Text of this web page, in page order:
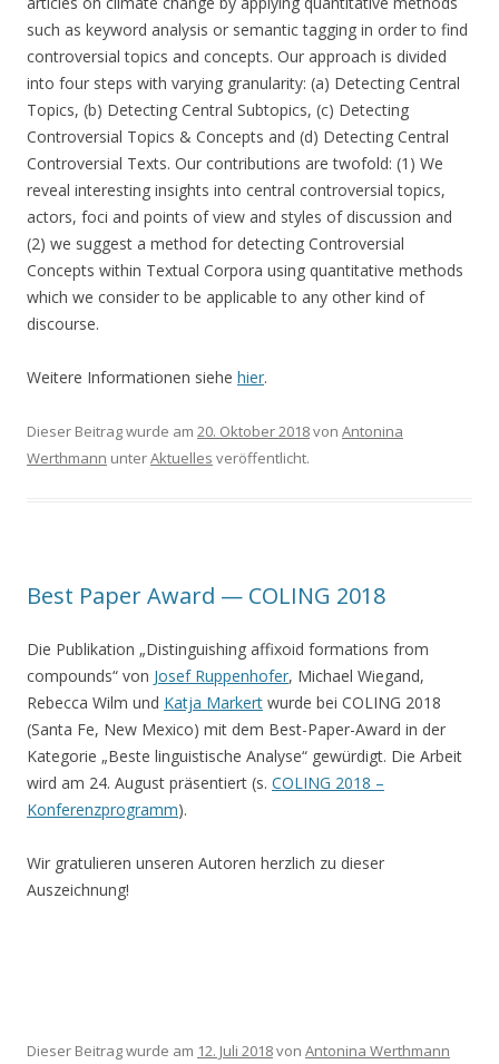
such as keyword analysis or semantic tagging in order to find
controversial topics and concepts. Our approach is divided
into four steps with varying granularity: (a) Detecting Central
Topics, (b) Detecting Central Subtopics, (c) Detecting
Controversial Topics & Concepts and (d) Detecting Central
Controversial Texts. Our contributions are twofold: (1) We
reveal interesting insights into central controversial topics,
actors, foci and points of view and styles of discussion and
(2) we suggest a method for detecting Controversial
Concepts within Textual Corpora using quantitative methods
which we consider to be applicable to any other kind of
discourse.
Weitere Informationen siehe hier.
Dieser Beitrag wurde am 20. Oktober 2018von Antonina
Werthmann unterAktuelles veröffentlicht.
Best Paper Award — COLING 2018
Die Publikation „Distinguishing affixoid formations from
compounds“ von Josef Ruppenhofer, Michael Wiegand,
Rebecca Wilm und Katja Markert wurde bei COLING 2018
(Santa Fe, New Mexico) mit dem Best-Paper-Award in der
Kategorie „Beste linguistische Analyse“ gewürdigt. Die Arbeit
wird am 24. August präsentiert (s. COLING 2018 –
Konferenzprogramm).
Wir gratulieren unseren Autoren herzlich zu dieser
Auszeichnung!
Dieser Beitrag wurde am 12. Juli 2018von Antonina Werthmann